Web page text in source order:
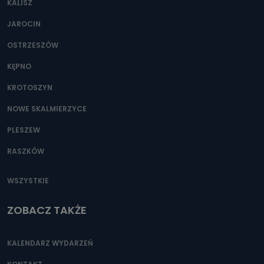
Można to zrobić pod numerem telefonu 62 735-51-05 lub
KALISZ
JAROCIN
OSTRZESZÓW
KĘPNO
KROTOSZYN
NOWE SKALMIERZYCE
PLESZEW
RASZKÓW
WSZYSTKIE
ZOBACZ TAKŻE
KALENDARZ WYDARZEŃ